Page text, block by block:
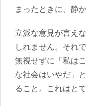
まったときに、静
立派な意見が言え
しれません。それ
無視せずに「私は
な社会はいやだ」
ること。これはと